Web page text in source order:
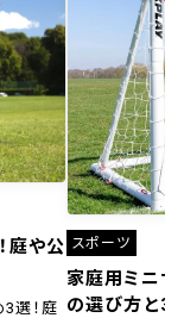
庭や公
選！庭
スポーツ
家庭用ミニサ
の選び方と